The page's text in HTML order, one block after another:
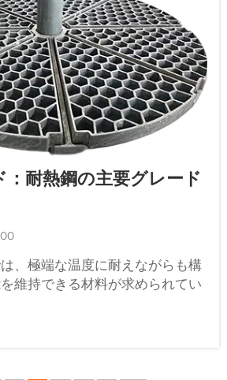
耐熱鋼の主要グレード
、極端な温度に耐えながらも構
維持できる材料が求められてい
空宇宙から石油化学産業に至る
業分野において重要なソリュー
す。